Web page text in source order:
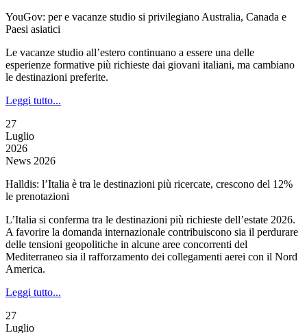
YouGov: per e vacanze studio si privilegiano Australia, Canada e
Paesi asiatici
Le vacanze studio all’estero continuano a essere una delle
esperienze formative più richieste dai giovani italiani, ma cambiano
le destinazioni preferite.
Leggi tutto...
27
Luglio
2026
News 2026
Halldis: l’Italia è tra le destinazioni più ricercate, crescono del 12%
le prenotazioni
L’Italia si conferma tra le destinazioni più richieste dell’estate 2026.
A favorire la domanda internazionale contribuiscono sia il perdurare
delle tensioni geopolitiche in alcune aree concorrenti del
Mediterraneo sia il rafforzamento dei collegamenti aerei con il Nord
America.
Leggi tutto...
27
Luglio